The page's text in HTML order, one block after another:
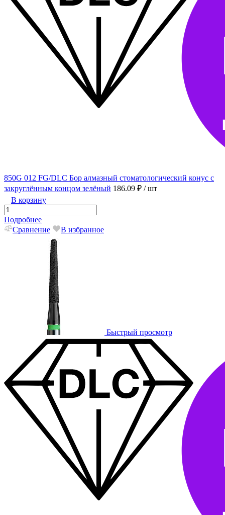
850G 012 FG/DLC Бор алмазный стоматологический конус с
закруглённым концом зелёный 186.09 ₽ / шт
В корзину
Подробнее
Сравнение
В избранное
Быстрый просмотр